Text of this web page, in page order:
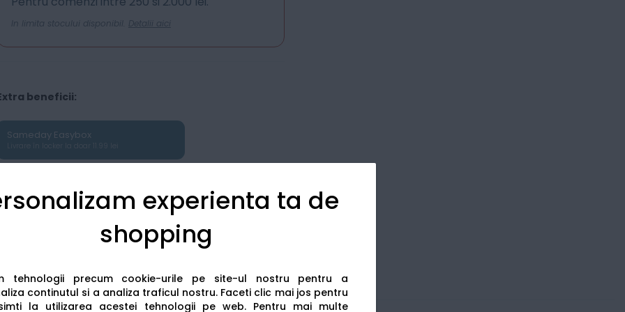
experienta ta de
shopping
tehnologii precum cookie-urile pe site-ul nostru pentru a
continutul si a analiza traficul nostru. Faceti clic mai jos pentru
la utilizarea acestei tehnologii pe web. Pentru mai multe
In limita stocului disponibil. Detalii aici
beneficii:
Sameday Easybox
Detalii tehnice Recenzii